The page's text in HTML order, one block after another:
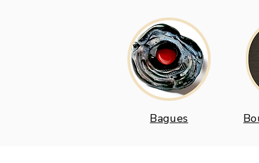
Bagues